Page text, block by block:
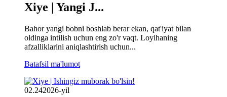
Xiye | Yangi J...
Bahor yangi bobni boshlab berar ekan, qat'iyat bilan
oldinga intilish uchun eng zo'r vaqt. Loyihaning
afzalliklarini aniqlashtirish uchun...
Batafsil ma'lumot
02.242026-yil